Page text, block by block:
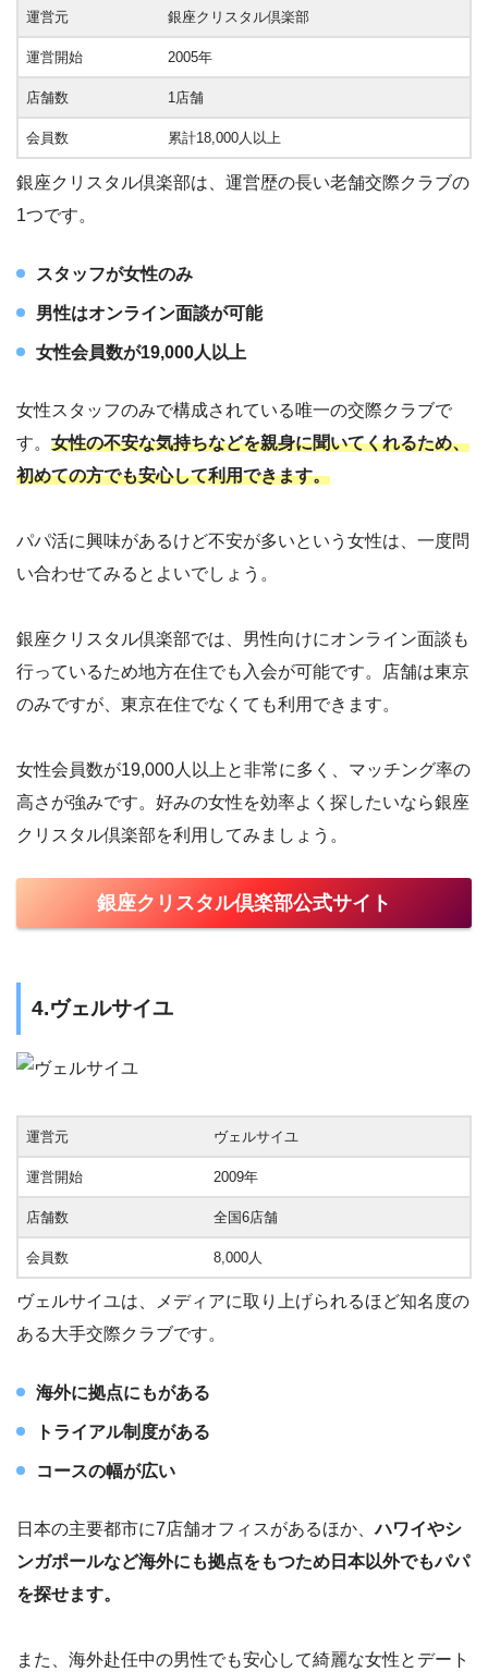
運営元 銀座クリスタル倶楽部
運営開始 2005年
店舗数 1店舗
会員数 累計18,000人以上
銀座クリスタル倶楽部は、運営歴の長い老舗交際クラブの
1つです。
スタッフが女性のみ
男性はオンライン面談が可能
女性会員数が19,000人以上
女性スタッフのみで構成されている唯一の交際クラブで
す。 女性の不安な気持ちなどを親身に聞いてくれるため、
初めての方でも安心して利用できます。
パパ活に興味があるけど不安が多いという女性は、一度問
い合わせてみるとよいでしょう。
銀座クリスタル倶楽部では、男性向けにオンライン面談も
行っているため地方在住でも入会が可能です。店舗は東京
のみですが、東京在住でなくても利用できます。
女性会員数が19,000人以上と非常に多く、マッチング率の
高さが強みです。好みの女性を効率よく探したいなら銀座
クリスタル倶楽部を利用してみましょう。
銀座クリスタル倶楽部公式サイト
4.ヴェルサイユ
運営元 ヴェルサイユ
運営開始 2009年
店舗数 全国6店舗
会員数 8,000人
ヴェルサイユは、メディアに取り上げられるほど知名度の
ある大手交際クラブです。
海外に拠点にもがある
トライアル制度がある
コースの幅が広い
日本の主要都市に7店舗オフィスがあるほか、ハワイやシ
ンガポールなど海外にも拠点をもつため日本以外でもパパ
を探せます。
また、海外赴任中の男性でも安心して綺麗な女性とデート